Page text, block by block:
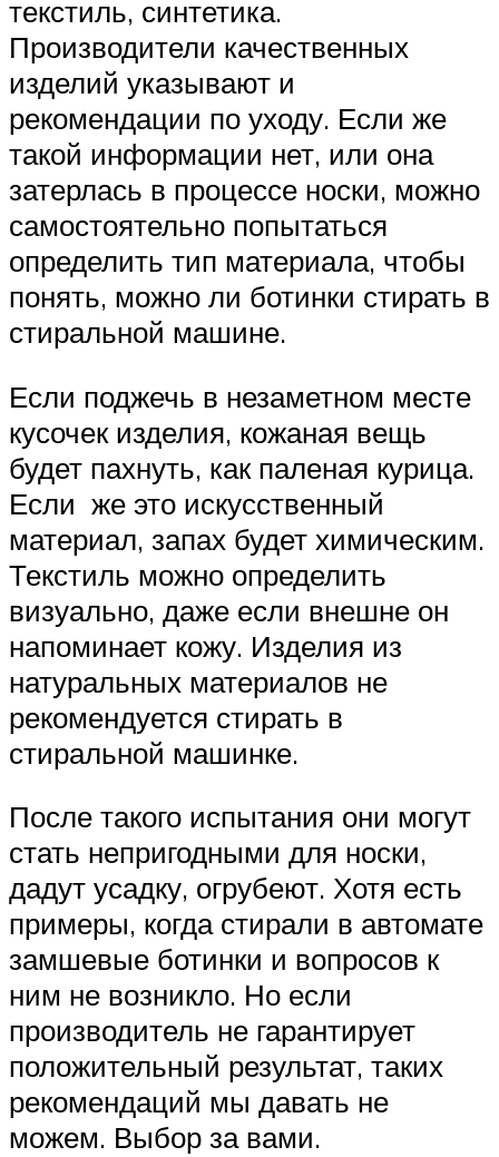
текстиль, синтетика.
Производители качественных
изделий указывают и
рекомендации по уходу. Если же
такой информации нет, или она
затерлась в процессе носки, можно
самостоятельно попытаться
определить тип материала, чтобы
понять, можно ли ботинки стирать в
стиральной машине.
Если поджечь в незаметном месте
кусочек изделия, кожаная вещь
будет пахнуть, как паленая курица.
Если же это искусственный
материал, запах будет химическим.
Текстиль можно определить
визуально, даже если внешне он
напоминает кожу. Изделия из
натуральных материалов не
рекомендуется стирать в
стиральной машинке.
После такого испытания они могут
стать непригодными для носки,
дадут усадку, огрубеют. Хотя есть
примеры, когда стирали в автомате
замшевые ботинки и вопросов к
ним не возникло. Но если
производитель не гарантирует
положительный результат, таких
рекомендаций мы давать не
можем. Выбор за вами.